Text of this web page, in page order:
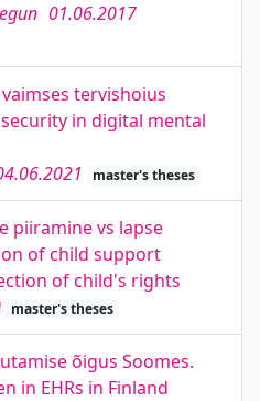
01.06.2017
tervishoius
in digital mental
master's theses
piiramine vs lapse
of child support
of child's rights
master's theses
õigus Soomes.
in EHRs in Finland